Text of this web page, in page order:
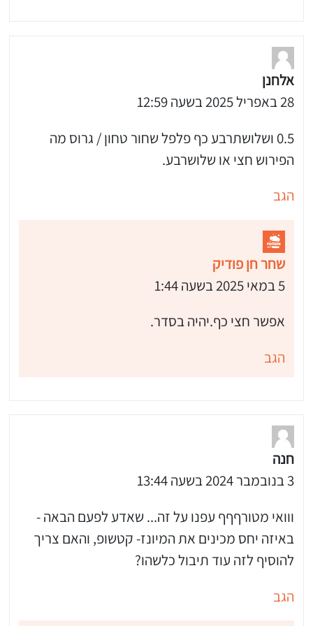
אלחנן
28 באפריל 2025 בשעה 12:59
0.5 ושלושתרבע כף פלפל שחור טחון / גרוס מה
הפירוש חצי או שלושרבע.
הגב
שחר חן פודיק
5 במאי 2025 בשעה 1:44
אפשר חצי כף.יהיה בסדר.
הגב
חנה
3 בנובמבר 2024 בשעה 13:44
ווואי מטורףףף עפנו על זה... שאדע לפעם הבאה -
באיזה יחס מכינים את המיונז- קטשופ, והאם צריך
להוסיף לזה עוד תיבול כלשהו?
הגב